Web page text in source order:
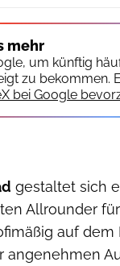
mehr
um künftig
zu bekommen.
bei Google
gestaltet sich
Allrounder
auf dem
angenehmen